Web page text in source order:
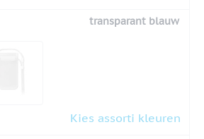
transparant blauw
Kies assorti kleuren